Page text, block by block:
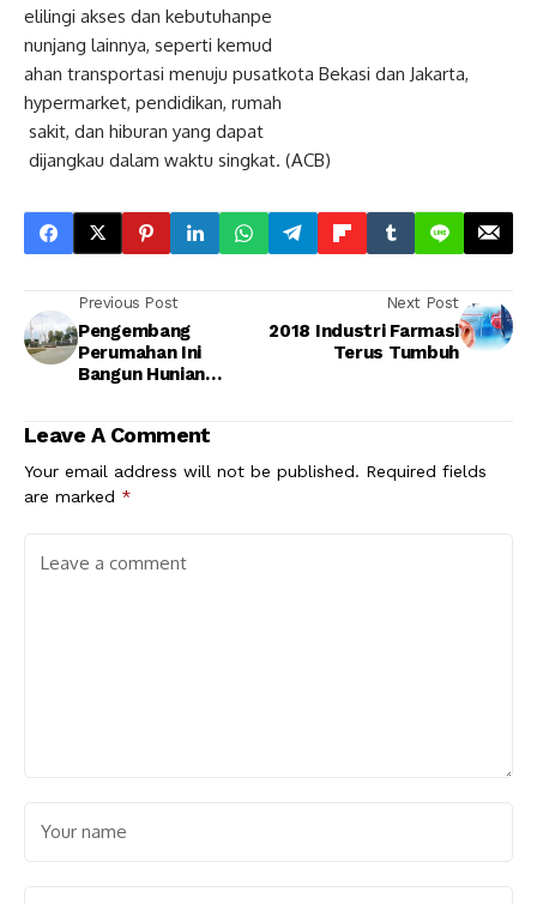
elilingi akses dan kebutuhanpe
nunjang lainnya, seperti kemud
ahan transportasi menuju pusatkota Bekasi dan Jakarta,
hypermarket, pendidikan, rumah
sakit, dan hiburan yang dapat
dijangkau dalam waktu singkat. (ACB)
Previous Post
Pengembang
Perumahan Ini
Bangun Hunian
Next Post
2018 Industri Farmasi
Terus Tumbuh
Leave A Comment
Your email address will not be published. Required fields
are marked *